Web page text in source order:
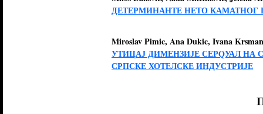
ДЕТЕРМИНАНТЕ НЕТО КАМАТНОГ
Miroslav Pimic, Ana Dukic, Ivana
УТИЦАЈ ДИМЕНЗИЈЕ СЕРQУАЛ
СРПСКЕ ХОТЕЛСКЕ ИНДУСТРИЈЕ